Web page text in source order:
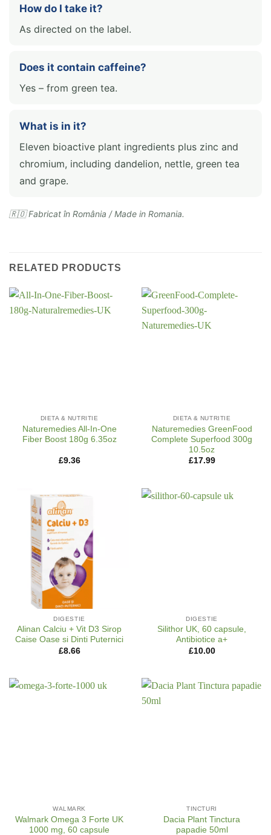
How do I take it?
As directed on the label.
Does it contain caffeine?
Yes – from green tea.
What is in it?
Eleven bioactive plant ingredients plus zinc and
chromium, including dandelion, nettle, green tea
and grape.
🇷🇴 Fabricat în România / Made in Romania.
RELATED PRODUCTS
DIETA & NUTRITIE
Naturemedies All-In-One
Fiber Boost 180g 6.35oz
£9.36
DIETA & NUTRITIE
Naturemedies GreenFood
Complete Superfood 300g
10.5oz
£17.99
DIGESTIE
Alinan Calciu + Vit D3 Sirop
Caise Oase si Dinti Puternici
£8.66
DIGESTIE
Silithor UK, 60 capsule,
Antibiotice a+
£10.00
WALMARK
Walmark Omega 3 Forte UK
1000 mg, 60 capsule
TINCTURI
Dacia Plant Tinctura
papadie 50ml